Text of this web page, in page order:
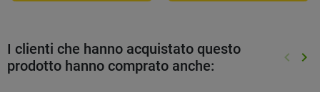
I clienti che hanno acquistato questo
prodotto hanno comprato anche:
keyboard_arrow_left keyboard_arrow_right